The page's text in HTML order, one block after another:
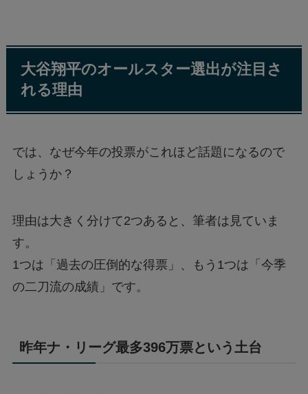
大谷翔平のオールスター選出が注目さ
れる理由
では、なぜ今年の投票がこれほど話題になるので
しょうか？
理由は大きく分けて2つあると、筆者は見ていま
す。
1つは「過去の圧倒的な得票」、もう1つは「今季
の二刀流の成績」です。
昨年ナ・リーグ最多396万票という土台